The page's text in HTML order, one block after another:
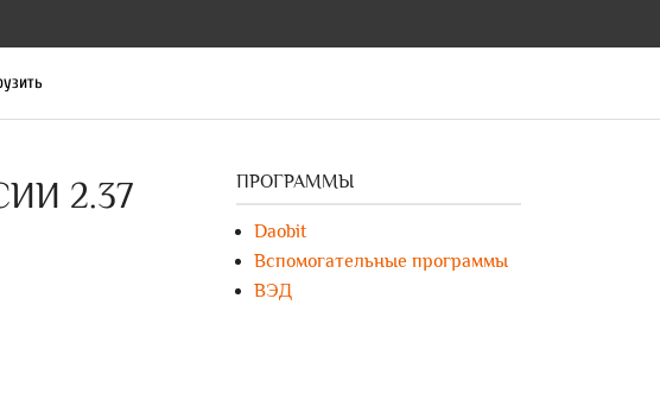
2.37
ПРОГРАММЫ
Daobit
Вспомогательные программы
ВЭД